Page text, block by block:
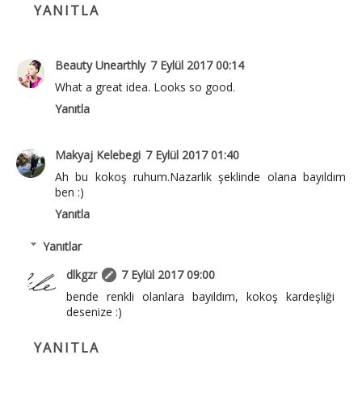
YANITLA
Beauty Unearthly 7 Eylül 2017 00:14
What a great idea. Looks so good.
Yanıtla
Makyaj Kelebegi 7 Eylül 2017 01:40
Ah bu kokoş ruhum.Nazarlık şeklinde olana bayıldım
ben :)
Yanıtla
Yanıtlar
dlkgzr
7 Eylül 2017 09:00
bende renkli olanlara bayıldım, kokoş kardeşliği
desenize :)
YANITLA